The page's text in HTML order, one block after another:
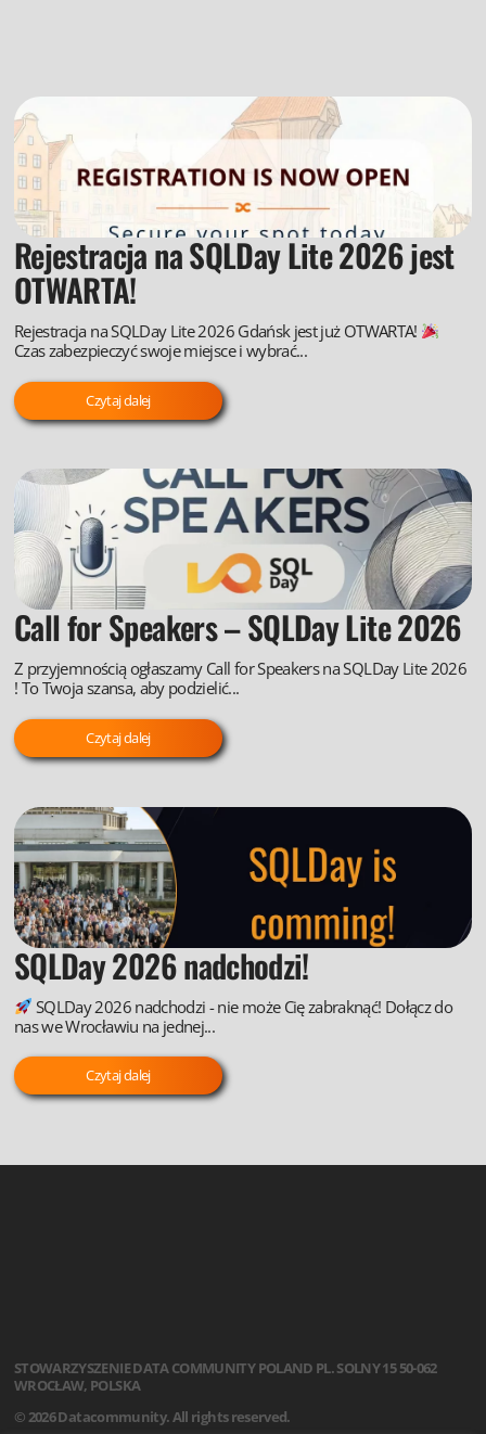
Rejestracja na SQLDay Lite 2026 jest
OTWARTA!
Rejestracja na SQLDay Lite 2026 Gdańsk jest już OTWARTA!
Czas zabezpieczyć swoje miejsce i wybrać...
Czytaj dalej
Call for Speakers – SQLDay Lite 2026
Z przyjemnością ogłaszamy Call for Speakers na SQLDay Lite 2026
! To Twoja szansa, aby podzielić...
Czytaj dalej
SQLDay 2026 nadchodzi!
SQLDay 2026 nadchodzi - nie może Cię zabraknąć! Dołącz do
nas we Wrocławiu na jednej...
Czytaj dalej
STOWARZYSZENIEDATA COMMUNITY POLAND PL. SOLNY 1550-062
WROCŁAW, POLSKA
© 2026 Datacommunity. All rights reserved.